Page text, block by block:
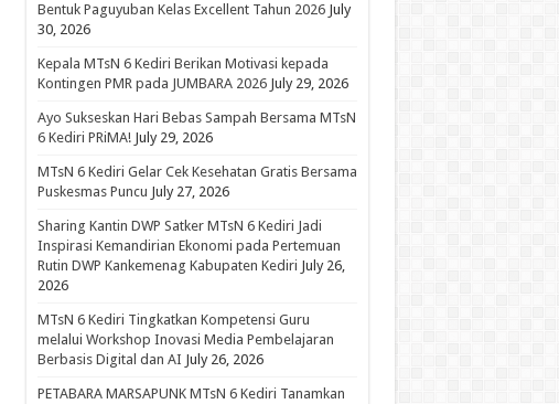
Bentuk Paguyuban Kelas Excellent Tahun 2026 July
30, 2026
Kepala MTsN 6 Kediri Berikan Motivasi kepada
Kontingen PMR pada JUMBARA 2026 July 29, 2026
Ayo Sukseskan Hari Bebas Sampah Bersama MTsN
6 Kediri PRiMA! July 29, 2026
MTsN 6 Kediri Gelar Cek Kesehatan Gratis Bersama
Puskesmas Puncu July 27, 2026
Sharing Kantin DWP Satker MTsN 6 Kediri Jadi
Inspirasi Kemandirian Ekonomi pada Pertemuan
Rutin DWP Kankemenag Kabupaten Kediri July 26,
2026
MTsN 6 Kediri Tingkatkan Kompetensi Guru
melalui Workshop Inovasi Media Pembelajaran
Berbasis Digital dan AI July 26, 2026
PETABARA MARSAPUNK MTsN 6 Kediri Tanamkan